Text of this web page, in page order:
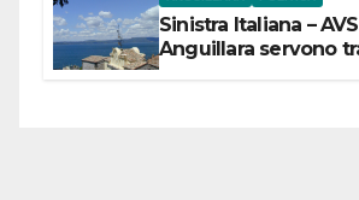
Sinistra Italiana –
Anguillara servono